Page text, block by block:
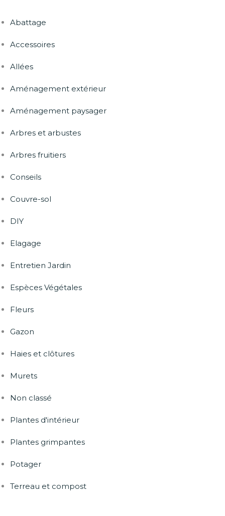
Abattage
Accessoires
Allées
Aménagement extérieur
Aménagement paysager
Arbres et arbustes
Arbres fruitiers
Conseils
Couvre-sol
DIY
Elagage
Entretien Jardin
Espèces Végétales
Fleurs
Gazon
Haies et clôtures
Murets
Non classé
Plantes d'intérieur
Plantes grimpantes
Potager
Terreau et compost